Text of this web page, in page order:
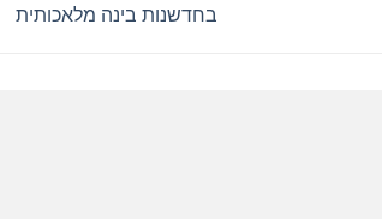
בחדשנות בינה מלאכותית